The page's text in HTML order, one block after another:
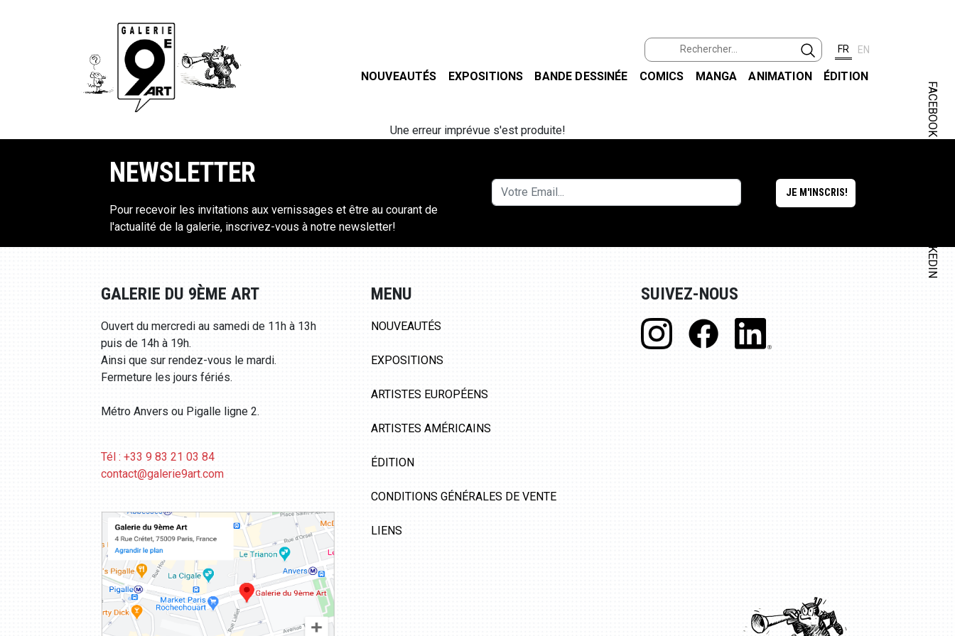
FR EN
NOUVEAUTÉS EXPOSITIONS BANDE DESSINÉE COMICS MANGA ANIMATION ÉDITION
FACEBOOK
LINKEDIN
Une erreur imprévue s'est produite!
NEWSLETTER
Pour recevoir les invitations aux vernissages et être au courant de
l'actualité de la galerie, inscrivez-vous à notre newsletter!
GALERIE DU 9ÈME ART
Ouvert du mercredi au samedi de 11h à 13h
puis de 14h à 19h.
Ainsi que sur rendez-vous le mardi.
Fermeture les jours fériés.
Métro Anvers ou Pigalle ligne 2.
Tél : +33 9 83 21 03 84
contact@galerie9art.com
MENU
NOUVEAUTÉS
EXPOSITIONS
ARTISTES EUROPÉENS
ARTISTES AMÉRICAINS
ÉDITION
CONDITIONS GÉNÉRALES DE VENTE
LIENS
SUIVEZ-NOUS